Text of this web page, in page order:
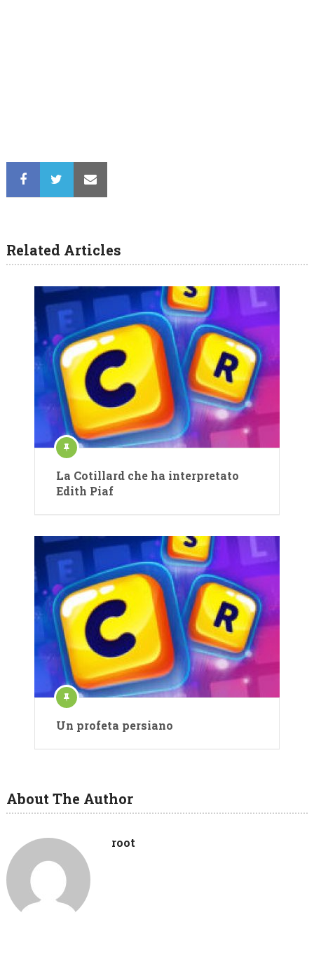
Related Articles
La Cotillard che ha interpretato
Edith Piaf
Un profeta persiano
About The Author
root